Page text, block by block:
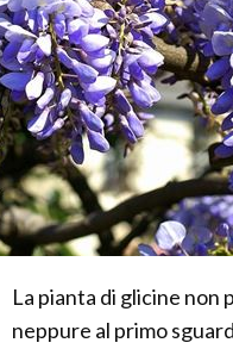
La pianta di glicine non
neppure al primo